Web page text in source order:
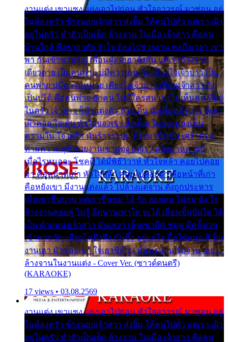
งานแต่ง เขาแซง แย่งเอาไปก่อน หัวใจอาวรณ์ มาซ่อน อยู่
ในห้องครัว ข้างนอกเจ้าสาว ส่งยิ้ม ให้คนไปทั่ว แต่เรา เฝ้า
อยู่ในครัว ทำตัวเป็นเด็ก ล้างจาน ในเมื่อ เจ้าสาว คือคน
บ้านใกล้ พึ่งพาอาศัย จำใจ ต้องไปช่วยงาน พอถึงเวลา เขา
พา กันเข้าพาขวัญ เพื่อนฝูง เฮฮาดังลั่น แต่เราล้างจาน
เดียวดาย เป็นคนพ่าย บ่มีความหมาย เคียงใจเจ้าบ่าว เป็น
คนพ่าย บ่มีความหมาย เคียงใจเจ้าบ่าว เพื่อนเจ้าสาว ยัง
เป็นบ่ได้ คือคนพ่าย ฮักคน ไม่มีใครสน เขาไม่เห็นคน ที่อยู่
ในครัว เจ้าสาว ก็มัวแต่งตัว สวยเด่น นั่งเคียงเจ้าบ่าว ที่เขา
เฝ้าคอย ใจเต้น หัวใจของเรา ลำเค็ญ ใครจะมองเห็น
ความใน ใจ เศร้า มันร้าวระบม ต้องมาขื่นขม เศร้าตรม
ท่ามความสุขี ช่วยงานเขาแต่ง แต่เรา แล้งมาหลายปี
เมื่อไรหนอจะ โชคดี ได้มีพิธีวิวาห์ หัวใจหล้า คอยไปคอย
มา คือหน้าที่เก่า หัวใจหล้า คอยไปคอยมา คือหน้าที่เก่า
คือหยังเขา มีงานแต่งแล้ว ไปล้างแต่จาน ดั่งถูกประหาร
เมื่อเขาชื่นบาน แต่เราขื่นขม โอ้ รัก ลอยลม ไม่สม ดัง ใจ
ล้างจานคอยคู่ ไม่รู้ อีกนานเท่าใด จะได้ เลื่อนขั้นบันได ได้
เป็น ตำแหน่งเจ้าสาว มันเหงา เห็นเขามีคู่ ซมดู มีคู่ก็ม่วน
เข้าพาขวัญ เสียงโห่ตึงตึง มันซึ้ง อยู่แก่ใจ มื้อใด๋หนอ สิเป็น
งานเฮา มัวซอยเขา ใจเฮาซิด้าน มันทรมาน จับจาน เอย…
ล้างจานในงานแต่ง - Cover Ver. (ซาวด์ดนตรี)
(KARAOKE)
17 views • 03.08.2569
งานแต่ง เขาแซง แย่งเอาไปก่อน หัวใจอาวรณ์ มาซ่อน อยู่
ในห้องครัว ข้างนอกเจ้าสาว ส่งยิ้ม ให้คนไปทั่ว แต่เรา เฝ้า
อยู่ในครัว ทำตัวเป็นเด็ก ล้างจาน ในเมื่อ เจ้าสาว คือคน